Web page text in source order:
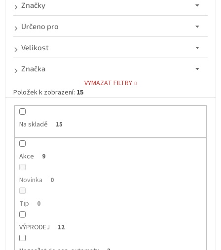
Na skladě 15
Akce 9
Novinka 0
Tip 0
VÝPRODEJ 12
Značky
Určeno pro
Velikost
Značka
VYMAZAT FILTRY
Položek k zobrazení: 15